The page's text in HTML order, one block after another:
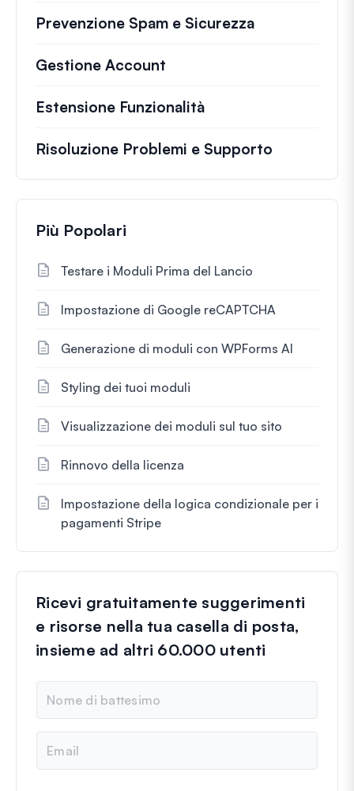
Prevenzione Spam e Sicurezza
Gestione Account
Estensione Funzionalità
Risoluzione Problemi e Supporto
Più Popolari
Testare i Moduli Prima del Lancio
Impostazione di Google reCAPTCHA
Generazione di moduli con WPForms AI
Styling dei tuoi moduli
Visualizzazione dei moduli sul tuo sito
Rinnovo della licenza
Impostazione della logica condizionale per i
pagamenti Stripe
Ricevi gratuitamente suggerimenti
e risorse nella tua casella di posta,
insieme ad altri 60.000 utenti
m
e
a